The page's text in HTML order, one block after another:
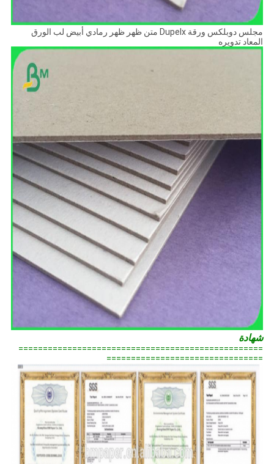
مجلس دوبلكس ورقة Dupelx متن ظهر ظهر رمادي أبيض لب الورق
المعاد تدويره
شهادة
==================================================
================================